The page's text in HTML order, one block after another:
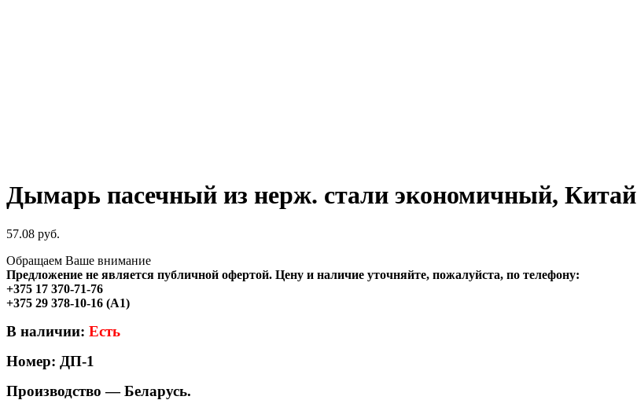
Дымарь пасечный из нерж. стали экономичный, Китай
57.08 руб.
Обращаем Ваше внимание
Предложение не является публичной офертой. Цену и наличие уточняйте, пожалуйста, по телефону:
+375 17 370-71-76
+375 29 378-10-16 (A1)
В наличии: Есть
Номер: ДП-1
Производство — Беларусь.